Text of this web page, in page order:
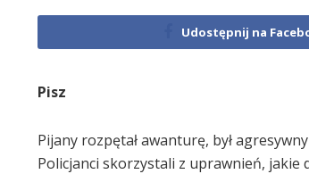
Udostępnij na
Pisz
Pijany rozpętał awanturę, był
Policjanci skorzystali z uprawnień, jakie